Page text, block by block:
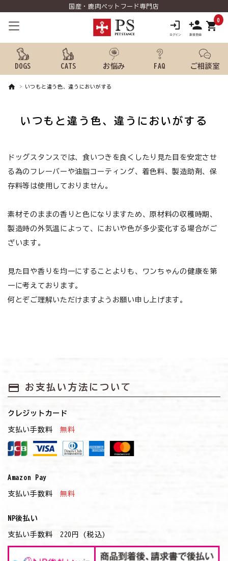
国産・鹿肉ペットフード専門店
shopping_cart0
DOGS CATS お悩み FAQ ご相談室
meeting_room ログイン person 新規会員登録
犬用品から探す
猫用品から探す
ご利用ガイド
0120-40-1387
いつもと違う色、違うにおいがする
いつもと違う色、違うにおいがする
ドッグスタンスでは、食いつきを良くしたり見た目を安定させ
る為のフレーバーや油脂コーティング、着色料、製造助剤、保
存料等は使用しておりません。
素材そのままの香りと色になりますため、原材料の収穫時期、
製造時の外気温によって、においや色が多少変化する場合がご
ざいます。
見た目や香りを均一にすることよりも、ワンちゃんの健康を第
一に考えております。
何とぞご理解いただけますようお願い申し上げます。
payment お支払い方法について
クレジットカード
支払い手数料 無料
Amazon Pay
支払い手数料 無料
NP後払い
支払い手数料 220円 (税込)